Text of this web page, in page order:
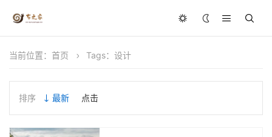
当前位置： 首页 Tags：设计
排序 最新 点击